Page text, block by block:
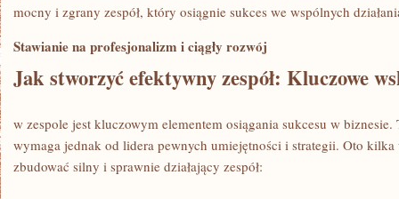
mocny i zgrany zespół, ​który osiągnie sukces we wspólnych
Stawianie⁣ na profesjonalizm i ciągły⁣ rozwój
Jak stworzyć efektywny zespół: ⁢Kluczowe
w zespole jest kluczowym elementem osiągania sukcesu w biznesie.
wymaga jednak od lidera pewnych umiejętności i strategii.⁢ Oto
⁣zbudować silny i sprawnie działający zespół: